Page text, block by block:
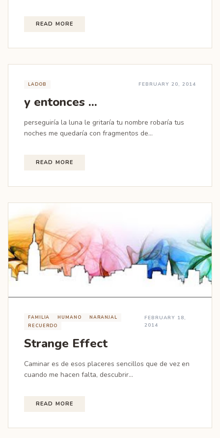
READ MORE
LADOB FEBRUARY 20, 2014
y entonces ...
perseguiría la luna le gritaría tu nombre robaría tus
noches me quedaría con fragmentos de...
READ MORE
FAMILIA HUMANO
NARANJAL
RECUERDO
FEBRUARY 18,
2014
Strange Effect
Caminar es de esos placeres sencillos que de vez en
cuando me hacen falta, descubrir...
READ MORE